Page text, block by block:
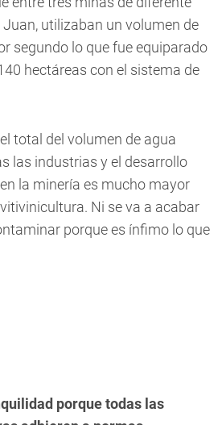
utilizaban un volumen de
segundo lo que fue equiparado
hectáreas con el sistema de
total del volumen de agua
las industrias y el desarrollo
la minería es mucho mayor
Ni se va a acabar
porque es ínfimo lo que
porque todas las